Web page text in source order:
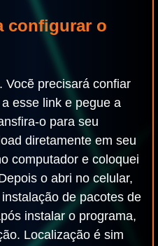
configurar o
Vocẽ precisará confiar
esse link e pegue a
o para seu
diretamente em seu
computador e coloquei
o abri no celular,
de pacotes de
instalar o programa,
Localização é sim